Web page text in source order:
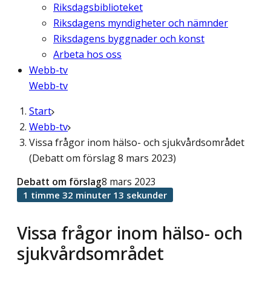
Riksdagsbiblioteket
Riksdagens myndigheter och nämnder
Riksdagens byggnader och konst
Arbeta hos oss
Webb-tv
Webb-tv
Start
Webb-tv
Vissa frågor inom hälso- och sjukvårdsområdet
(Debatt om förslag 8 mars 2023)
Vissa frågor inom hälso- och
sjukvårdsområdet
Debatt om förslag8 mars 2023
1 timme 32 minuter 13 sekunder